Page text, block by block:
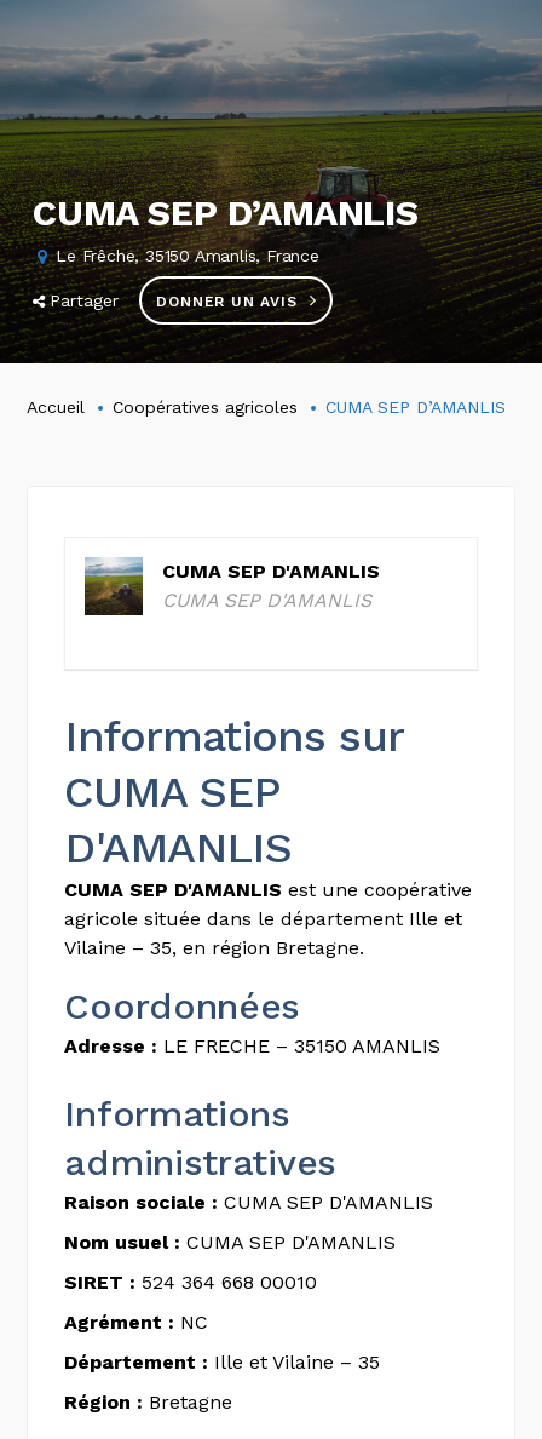
CUMA SEP D’AMANLIS
Le Frêche, 35150 Amanlis, France
Partager DONNER UN AVIS
Accueil Coopératives agricoles CUMA SEP D’AMANLIS
CUMA SEP D'AMANLIS
CUMA SEP D'AMANLIS
Informations sur
CUMA SEP
D'AMANLIS
CUMA SEP D'AMANLIS est une coopérative
agricole située dans le département Ille et
Vilaine – 35, en région Bretagne.
Coordonnées
Adresse : LE FRECHE – 35150 AMANLIS
Informations
administratives
Raison sociale : CUMA SEP D'AMANLIS
Nom usuel : CUMA SEP D'AMANLIS
SIRET : 524 364 668 00010
Agrément : NC
Département : Ille et Vilaine – 35
Région : Bretagne